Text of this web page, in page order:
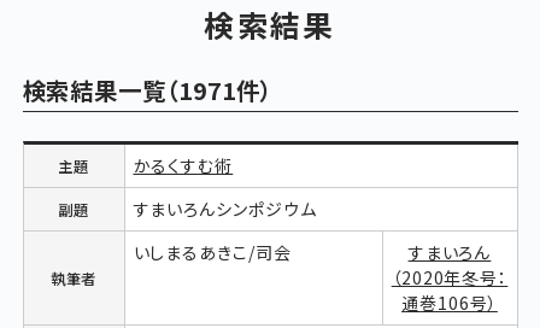
検索結果
検索結果一覧（1971件）
かるくすむ術
すまいろんシンポジウム
いしまるあきこ/司会
すまいろん
（2020年冬号：
通巻106号）